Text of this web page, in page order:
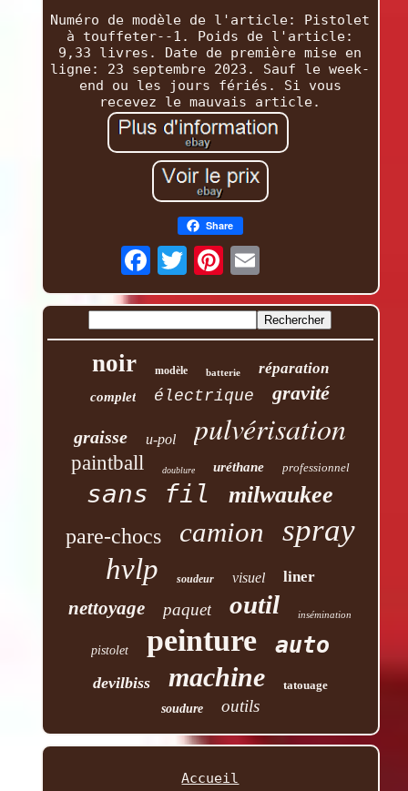
Numéro de modèle de l'article: Pistolet
à touffeter--1. Poids de l'article:
9,33 livres. Date de première mise en
ligne: 23 septembre 2023. Sauf le week-
end ou les jours fériés. Si vous
recevez le mauvais article.
Share
noir modèle batterie réparation
complet électrique gravité
graisse u-pol pulvérisation
paintball doublure uréthane professionnel
sans fil milwaukee
pare-chocs camion spray
hvlp soudeur visuel liner
nettoyage paquet outil insémination
pistolet peinture auto
devilbiss machine
tatouage
soudure
outils
Accueil